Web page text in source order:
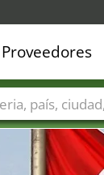
Proveedores
Ciudades